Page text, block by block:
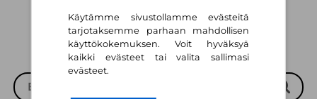
Käytämme sivustollamme evästeitä
tarjotaksemme parhaan mahdollisen
käyttökokemuksen. Voit hyväksyä
kaikki evästeet tai valita sallimasi
evästeet.